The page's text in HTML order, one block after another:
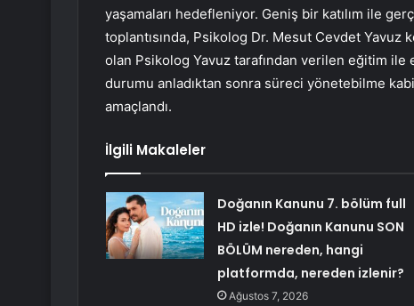
yaşamaları hedefleniyor. Geniş bir katılım ile
toplantısında, Psikolog Dr. Mesut Cevdet Yavuz
olan Psikolog Yavuz tarafından verilen eğitim
durumu anladıktan sonra süreci yönetebilme
amaçlandı.
İlgili Makaleler
Doğanın Kanunu 7. bölüm full
HD izle! Doğanın Kanunu SON
BÖLÜM nereden, hangi
platformda, nereden izlenir?
Ağustos 7, 2026